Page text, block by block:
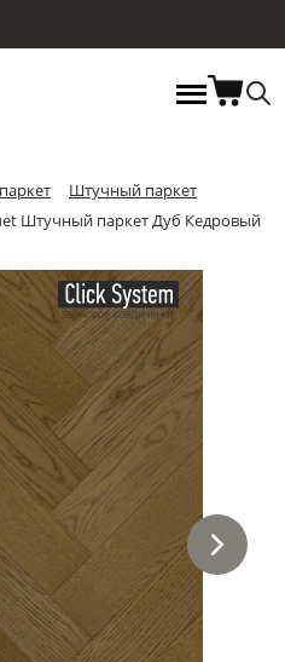
Штучный паркет
Штучный паркет Дуб Кедровый